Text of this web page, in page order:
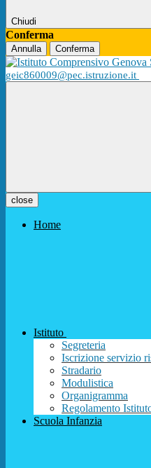
Chiudi
Conferma
Annulla Conferma
geic860009@pec.istruzione.it
close
Home
Istituto
Segreteria
Iscrizione servizio
Stradario
Modulistica
Organigramma
Regolamento
Scuola Infanzia